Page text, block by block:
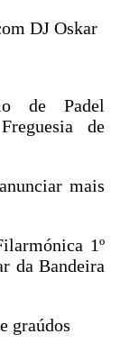
DJ Oskar
de Padel
de
mais
1º
da Bandeira
graúdos